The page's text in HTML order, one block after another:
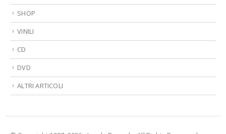
SHOP
VINILI
CD
DVD
ALTRI ARTICOLI